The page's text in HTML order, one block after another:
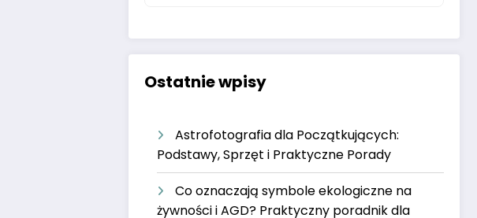
Ostatnie wpisy
Astrofotografia dla Początkujących:
Podstawy, Sprzęt i Praktyczne Porady
Co oznaczają symbole ekologiczne na
żywności i AGD? Praktyczny poradnik dla